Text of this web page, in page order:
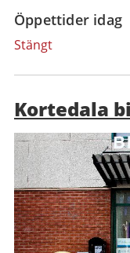
Öppettider idag
Stängt
Kortedala